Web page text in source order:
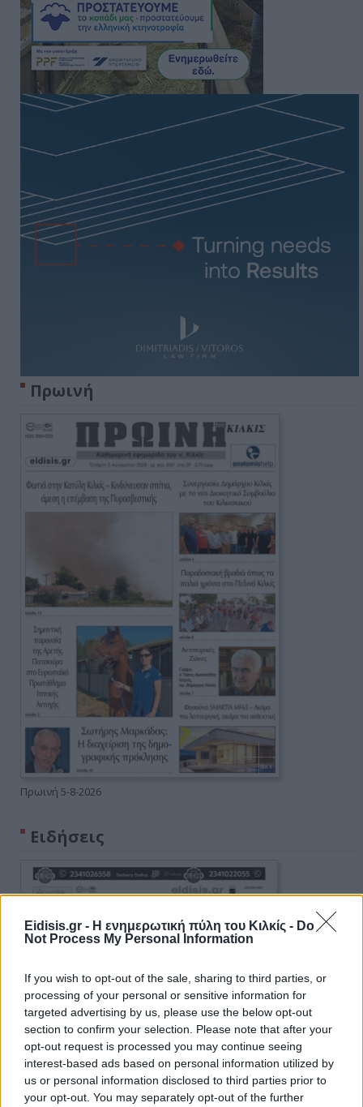
Eidisis.gr - Η ενημερωτική πύλη του Κιλκίς - Do
Not Process My Personal Information
If you wish to opt-out of the sale, sharing to third parties, or
processing of your personal or sensitive information for
targeted advertising by us, please use the below opt-out
section to confirm your selection. Please note that after your
opt-out request is processed you may continue seeing
interest-based ads based on personal information utilized by
us or personal information disclosed to third parties prior to
your opt-out. You may separately opt-out of the further
Πρωινή
Πρωινή 5-8-2026
Ειδήσεις